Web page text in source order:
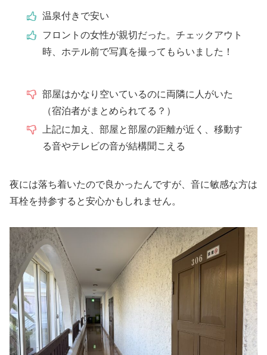
温泉付きで安い
フロントの女性が親切だった。チェックアウト
時、ホテル前で写真を撮ってもらいました！
部屋はかなり空いているのに両隣に人がいた
（宿泊者がまとめられてる？）
上記に加え、部屋と部屋の距離が近く、移動す
る音やテレビの音が結構聞こえる
夜には落ち着いたので良かったんですが、音に敏感な方は
耳栓を持参すると安心かもしれません。